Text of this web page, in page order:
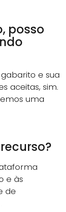
posso
e sua
aceitas, sim.
uma
e às
de